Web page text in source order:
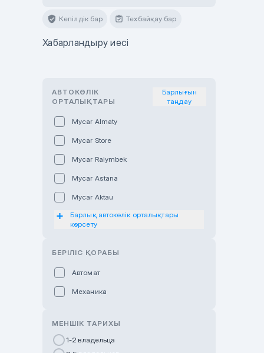
Кепілдік бар Техбайқау бар
Хабарландыру иесі
АВТОКӨЛІК
ОРТАЛЫҚТАРЫ
Барлығын
таңдау
Mycar Almaty
Mycar Store
Mycar Raiymbek
Mycar Astana
Mycar Aktau
Mycar Uralsk
Haval & Tank Pavlodar
Bavaria Almaty
Mycar Shymkent
Барлық автокөлік орталықтары
көрсету
БЕРІЛІС ҚОРАБЫ
Автомат
Механика
МЕНШІК ТАРИХЫ
1-2 владельца